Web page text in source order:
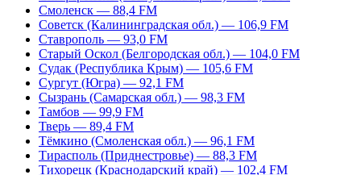
Смоленск — 88,4 FM
Советск (Калининградская обл.) — 106,9 FM
Ставрополь — 93,0 FM
Старый Оскол (Белгородская обл.) — 104,0 FM
Судак (Республика Крым) — 105,6 FM
Сургут (Югра) — 92,1 FM
Сызрань (Самарская обл.) — 98,3 FM
Тамбов — 99,9 FM
Тверь — 89,4 FM
Тёмкино (Смоленская обл.) — 96,1 FM
Тирасполь (Приднестровье) — 88,3 FM
Тихорецк (Краснодарский край) — 102,4 FM